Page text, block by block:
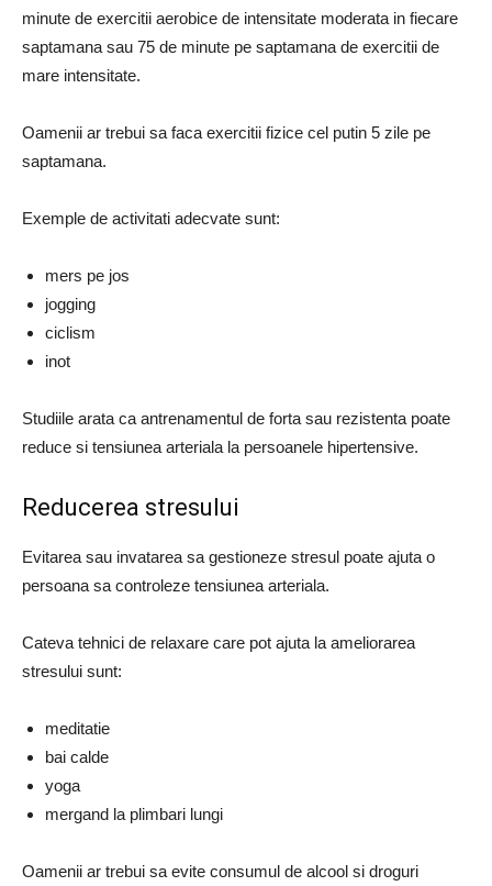
minute de exercitii aerobice de intensitate moderata in fiecare
saptamana sau 75 de minute pe saptamana de exercitii de
mare intensitate.
Oamenii ar trebui sa faca exercitii fizice cel putin 5 zile pe
saptamana.
Exemple de activitati adecvate sunt:
mers pe jos
jogging
ciclism
inot
Studiile arata ca antrenamentul de forta sau rezistenta poate
reduce si tensiunea arteriala la persoanele hipertensive.
Reducerea stresului
Evitarea sau invatarea sa gestioneze stresul poate ajuta o
persoana sa controleze tensiunea arteriala.
Cateva tehnici de relaxare care pot ajuta la ameliorarea
stresului sunt:
meditatie
bai calde
yoga
mergand la plimbari lungi
Oamenii ar trebui sa evite consumul de alcool si droguri